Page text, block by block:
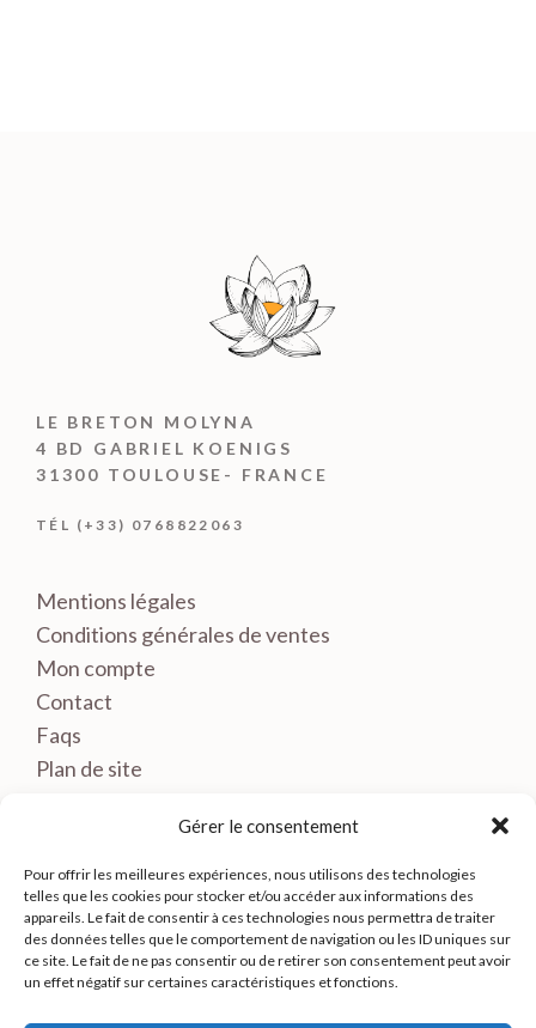
Gérer le consentement
Pour offrir les meilleures expériences, nous utilisons des technologies
telles que les cookies pour stocker et/ou accéder aux informations des
appareils. Le fait de consentir à ces technologies nous permettra de traiter
des données telles que le comportement de navigation ou les ID uniques sur
ce site. Le fait de ne pas consentir ou de retirer son consentement peut avoir
un effet négatif sur certaines caractéristiques et fonctions.
LE BRETON MOLYNA
4 BD GABRIEL KOENIGS
31300 TOULOUSE- FRANCE
TÉL (+33) 0768822063
Mentions légales
Conditions générales de ventes
Mon compte
Contact
Faqs
Plan de site